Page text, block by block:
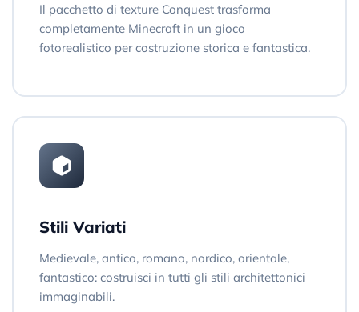
Il pacchetto di texture Conquest trasforma
completamente Minecraft in un gioco
fotorealistico per costruzione storica e fantastica.
Stili Variati
Medievale, antico, romano, nordico, orientale,
fantastico: costruisci in tutti gli stili architettonici
immaginabili.